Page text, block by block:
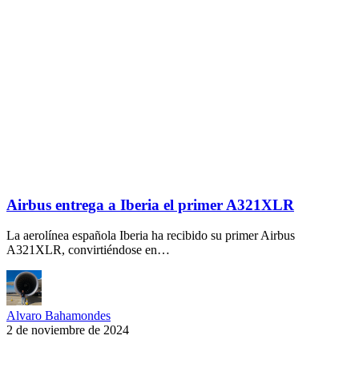
Airbus entrega a Iberia el primer A321XLR
La aerolínea española Iberia ha recibido su primer Airbus
A321XLR, convirtiéndose en…
Alvaro Bahamondes
2 de noviembre de 2024